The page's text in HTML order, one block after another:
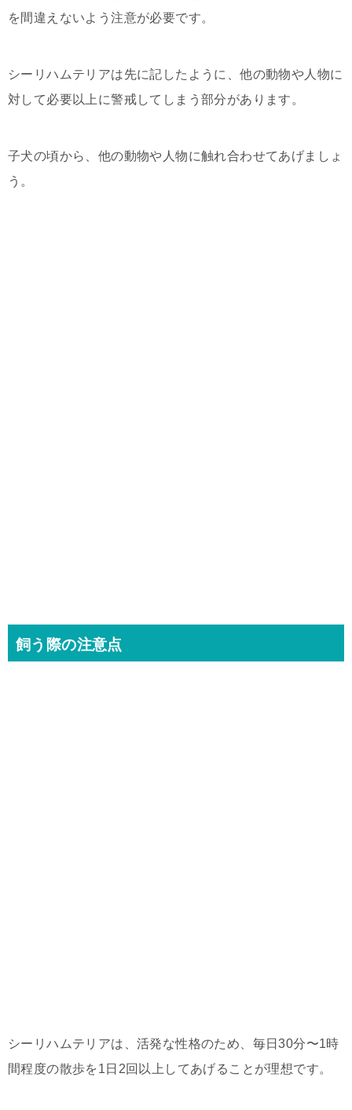
を間違えないよう注意が必要です。
シーリハムテリアは先に記したように、他の動物や人物に
対して必要以上に警戒してしまう部分があります。
子犬の頃から、他の動物や人物に触れ合わせてあげましょ
う。
飼う際の注意点
シーリハムテリアは、活発な性格のため、毎日30分〜1時
間程度の散歩を1日2回以上してあげることが理想です。